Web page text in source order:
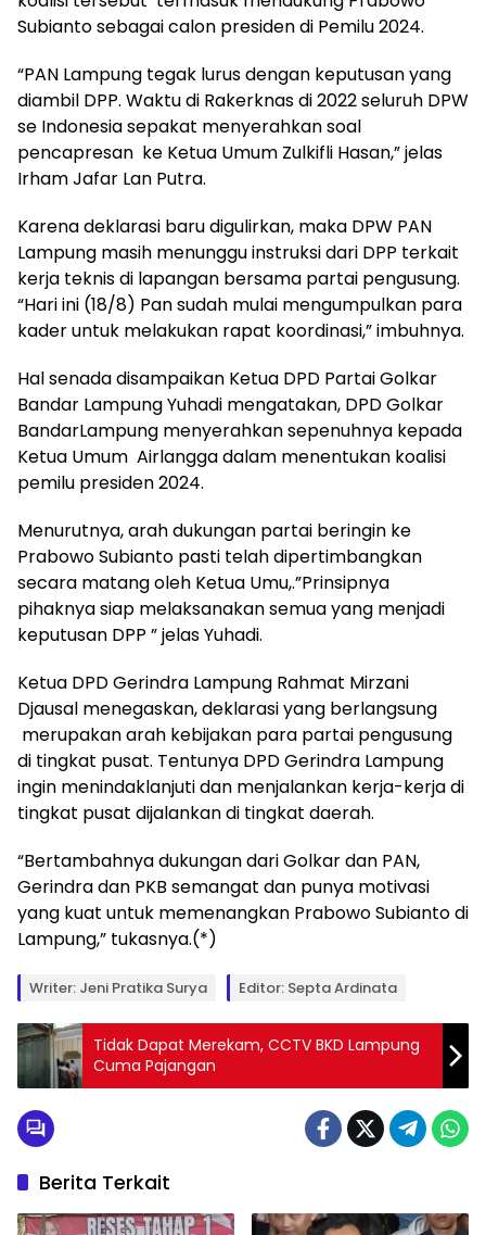
Subianto sebagai calon presiden di Pemilu 2024.
“PAN Lampung tegak lurus dengan keputusan yang
diambil DPP. Waktu di Rakerknas di 2022 seluruh DPW
se Indonesia sepakat menyerahkan soal
pencapresan ke Ketua Umum Zulkifli Hasan,” jelas
Irham Jafar Lan Putra.
Karena deklarasi baru digulirkan, maka DPW PAN
Lampung masih menunggu instruksi dari DPP terkait
kerja teknis di lapangan bersama partai pengusung.
“Hari ini (18/8) Pan sudah mulai mengumpulkan para
kader untuk melakukan rapat koordinasi,” imbuhnya.
Hal senada disampaikan Ketua DPD Partai Golkar
Bandar Lampung Yuhadi mengatakan, DPD Golkar
BandarLampung menyerahkan sepenuhnya kepada
Ketua Umum Airlangga dalam menentukan koalisi
pemilu presiden 2024.
Menurutnya, arah dukungan partai beringin ke
Prabowo Subianto pasti telah dipertimbangkan
secara matang oleh Ketua Umu,.”Prinsipnya
pihaknya siap melaksanakan semua yang menjadi
keputusan DPP ” jelas Yuhadi.
Ketua DPD Gerindra Lampung Rahmat Mirzani
Djausal menegaskan, deklarasi yang berlangsung
merupakan arah kebijakan para partai pengusung
di tingkat pusat. Tentunya DPD Gerindra Lampung
ingin menindaklanjuti dan menjalankan kerja-kerja di
tingkat pusat dijalankan di tingkat daerah.
“Bertambahnya dukungan dari Golkar dan PAN,
Gerindra dan PKB semangat dan punya motivasi
yang kuat untuk memenangkan Prabowo Subianto di
Lampung,” tukasnya.(*)
Writer: Jeni Pratika Surya Editor: Septa Ardinata
Tidak Dapat Merekam, CCTV BKD Lampung
Cuma Pajangan
Berita Terkait